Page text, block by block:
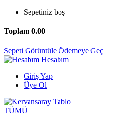
Sepetiniz boş
Toplam 0.00
Sepeti Görüntüle Ödemeye Geç
Hesabım
Giriş Yap
Üye Ol
TÜMÜ